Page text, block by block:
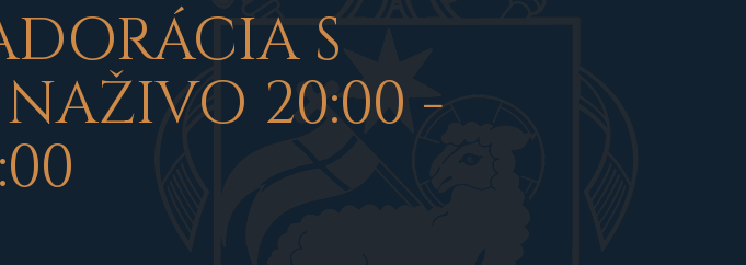
S
20:00 -